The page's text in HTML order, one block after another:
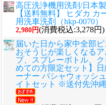
高圧洗浄機用洗剤/日本製
【送料無料】 ヒダカ
用洗車洗剤（hkp-0070）
2,980円(消費税込:3,278円)
届いた日から家中全部ピ
おそうじが楽しくなる
プ、スプレーボトル、ク
めての方限定セット】
ーナー パシャウォッシ
イトセット ※送付先沖